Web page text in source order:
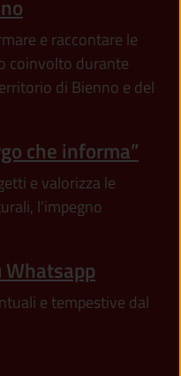
e raccontare le
coinvolto durante
di Bienno e del
che informa”
e valorizza le
l’impegno
e tempestive dal